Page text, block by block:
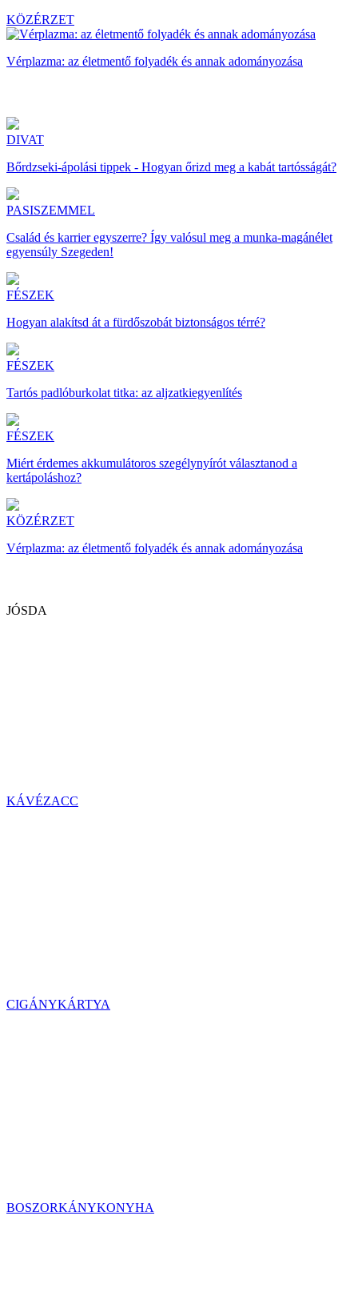
KÖZÉRZET
Vérplazma: az életmentő folyadék és annak adományozása
DIVAT
Bőrdzseki-ápolási tippek - Hogyan őrizd meg a kabát tartósságát?
PASISZEMMEL
Család és karrier egyszerre? Így valósul meg a munka-magánélet
egyensúly Szegeden!
FÉSZEK
Hogyan alakítsd át a fürdőszobát biztonságos térré?
FÉSZEK
Tartós padlóburkolat titka: az aljzatkiegyenlítés
FÉSZEK
Miért érdemes akkumulátoros szegélynyírót választanod a
kertápoláshoz?
KÖZÉRZET
Vérplazma: az életmentő folyadék és annak adományozása
JÓSDA
KÁVÉZACC
CIGÁNYKÁRTYA
BOSZORKÁNYKONYHA